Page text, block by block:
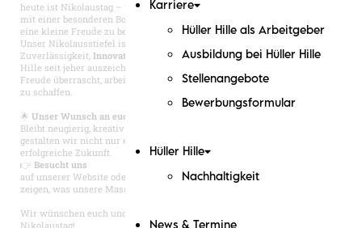
Karriere
Hüller Hille als Arbeitgeber
Ausbildung bei Hüller Hille
Stellenangebote
Bewerbungsformular
Hüller Hille
Nachhaltigkeit
heute ist Nikolaustag – und wir möchten diesen Anlass nutzen, um euch
mit einer besonderen Botschaft aus unserer Maschinenbau-Werkstatt
eine kleine Freude zu bereiten.
Unser Nikolausstiefel ist randvoll gefüllt mit
Zuverlässigkeit, Innovation Teamgeist– genau die Werte, die Hüller
Hille seit jeher auszeichnen. Wie der Nikolaus, der mit Sorgfalt und
Freude überrascht, arbeiten auch wir jeden Tag daran, gemeinsam Großes
zu schaffen.
🌟 Unser Wunsch an euch:
Bleibt neugierig, kreativ und voller Tatendrang. Denn zusammen
gestalten wir nicht nur erstklassige Maschinen, sondern auch eine
erfolgreiche Zukunft.
👉 Besucht uns
auf unserer Website oder direkt vor Ort – wir freuen uns darauf, euch zu
zeigen, was unsere Maschinen leisten können.
Wir wünschen euch und euren Familien einen wunderschönen
Nikolaustag!